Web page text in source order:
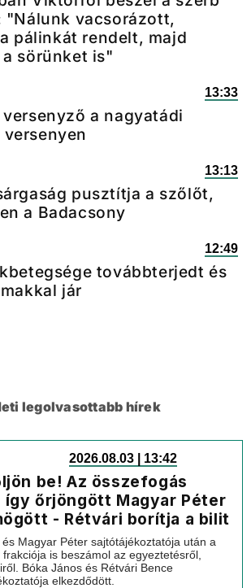
"Nálunk vacsorázott,
pálinkát rendelt, majd
sörünket is"
13:33
a nagyatádi
13:13
pusztítja a szőlőt,
a Badacsony
12:49
továbbterjedt és
jár
legolvasottabb hírek
2026.08.03 | 13:42
be! Az összefogás
így őrjöngött Magyar Péter
- Rétvári borítja a bilit
Magyar Péter sajtótájékoztatója után a
is beszámol az egyeztetésről,
Bóka János és Rétvári Bence
elkezdődött.